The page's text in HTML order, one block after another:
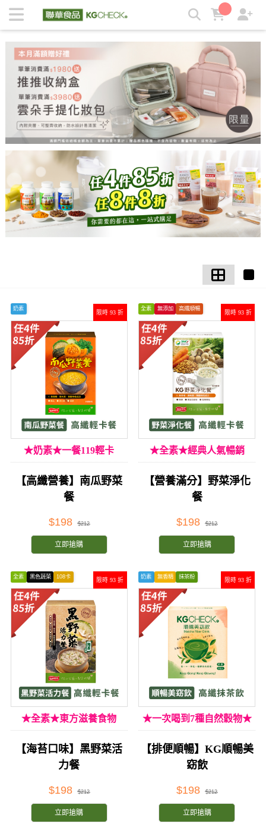
全館商品 4件85折、8件8折 | KGCHECK聯華食品生醫研究室
限時 93 折
奶素
★奶素★一餐119輕卡
【高纖營養】南瓜野菜
餐
$198 $212
立即搶購
限時 93 折
全素 無添加 高纖順暢
★全素★經典人氣暢銷
【營養滿分】野菜淨化
餐
$198 $212
立即搶購
限時 93 折
全素 黑色蔬菜 108卡
★全素★東方滋養食物
【海苔口味】黑野菜活
力餐
$198 $212
立即搶購
限時 93 折
奶素 無香精 抹茶粉
★一次喝到7種自然穀物★
【排便順暢】KG順暢美
窈飲
$198 $212
立即搶購